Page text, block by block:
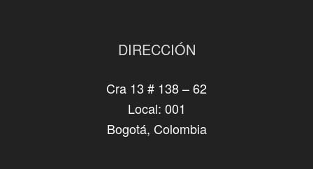
DIRECCIÓN
Cra 13 # 138 – 62
Local: 001
Bogotá, Colombia